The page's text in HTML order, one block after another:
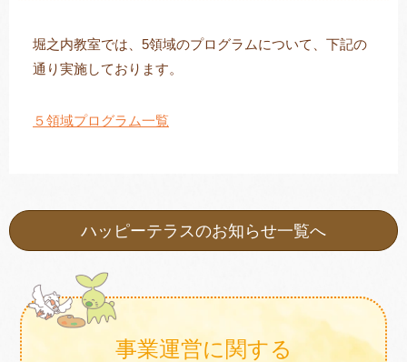
トレキング
堀之内教室では、5領域のプログラムについて、下記の
通り実施しております。
５領域プログラム一覧
ハッピーテラスのお知らせ一覧へ
事業運営に関する